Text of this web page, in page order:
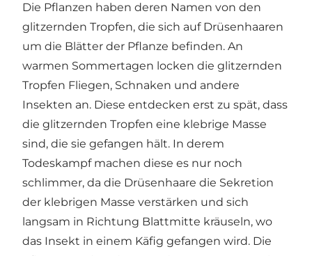
Die Pflanzen haben deren Namen von den
glitzernden Tropfen, die sich auf Drüsenhaaren
um die Blätter der Pflanze befinden. An
warmen Sommertagen locken die glitzernden
Tropfen Fliegen, Schnaken und andere
Insekten an. Diese entdecken erst zu spät, dass
die glitzernden Tropfen eine klebrige Masse
sind, die sie gefangen hält. In derem
Todeskampf machen diese es nur noch
schlimmer, da die Drüsenhaare die Sekretion
der klebrigen Masse verstärken und sich
langsam in Richtung Blattmitte kräuseln, wo
das Insekt in einem Käfig gefangen wird. Die